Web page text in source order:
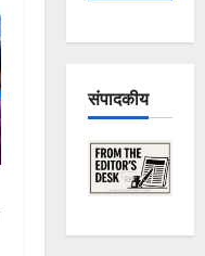
संपादकीय